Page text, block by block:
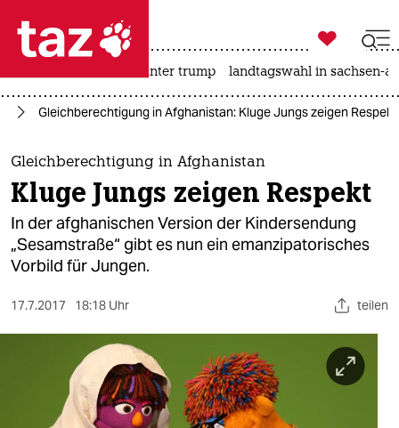
 taz zahl ich
taz zahl ich
themen
politik
öko

taz zahl ich
usa unter trump landtagswahl in sachsen-
Gleichberechtigung in Afghanistan: Kluge Jungs zeigen Respekt
Gleichberechtigung in Afghanistan
Kluge Jungs zeigen Respekt
In der afghanischen Version der Kindersendung
„Sesamstraße“ gibt es nun ein emanzipatorisches
Vorbild für Jungen.
17.7.2017 18:18 Uhr teilen